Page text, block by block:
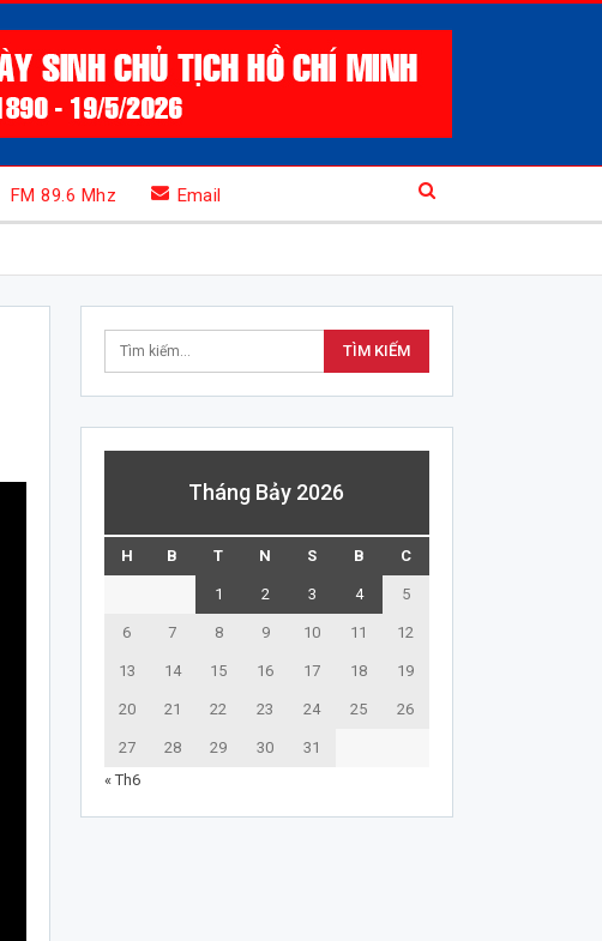
FM 89.6 Mhz Email
Tháng Bảy 2026
H B T N S B C
1 2 3 4 5
6 7 8 9 10 11 12
13 14 15 16 17 18 19
20 21 22 23 24 25 26
27 28 29 30
31
« Th6